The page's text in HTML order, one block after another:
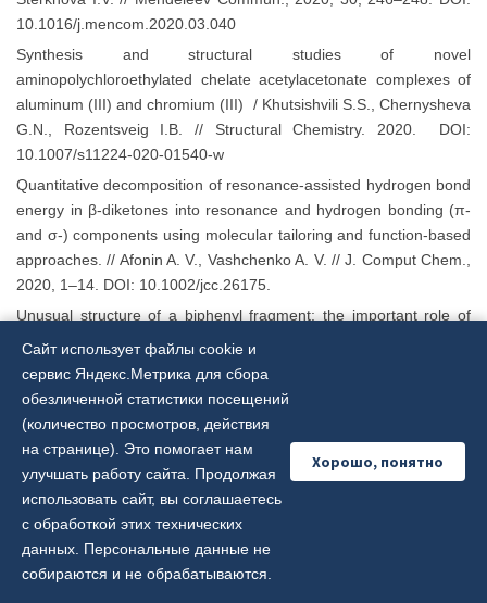
10.1016/j.mencom.2020.03.040
Synthesis and structural studies of novel
aminopolychloroethylated chelate acetylacetonate complexes of
aluminum (III) and chromium (III) / Khutsishvili S.S., Chernysheva
G.N., Rozentsveig I.B. // Structural Chemistry. 2020. DOI:
10.1007/s11224-020-01540-w
Quantitative decomposition of resonance-assisted hydrogen bond
energy in β-diketones into resonance and hydrogen bonding (π-
and σ-) components using molecular tailoring and function-based
approaches. // Afonin A. V., Vashchenko A. V. // J. Comput Chem.,
2020, 1–14. DOI: 10.1002/jcc.26175.
Unusual structure of a biphenyl fragment: the important role of
weak inter­actions
/ A. Vashchenko
// Acta Cryst. (2019).
1458,
https://doi.org/10.1107/S2053229619012567
Outlaw” Dipole-Bound Anions of Intra-Molecular Complexes. //
Sidorkin V. F., Belogolova E. F., Doronina E. P., Liu G., Ciborowski
S. M., Bowen K. H. // J. Am. Chem.Soc
. 2020, 142, 2001−2011.
DOI.org/10.1021/jacs.9 b11694
Бородина Т.Н.«Стэкинг-взаимодействия в новых
Сайт использует файлы cookie и
сервис Яндекс.Метрика для сбора
обезличенной статистики посещений
(количество просмотров, действия
на странице). Это помогает нам
улучшать работу сайта. Продолжая
использовать сайт, вы соглашаетесь
с обработкой этих технических
данных. Персональные данные не
собираются и не обрабатываются.
Хорошо, понятно